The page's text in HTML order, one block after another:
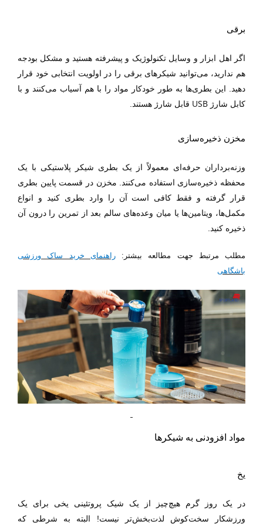
برقی
اگر اهل ابزار و وسایل تکنولوژیک و پیشرفته هستید و مشکل بودجه
هم ندارید، می‌توانید شیکرهای برقی را در اولویت انتخابی خود قرار
دهید. این بطری‌ها به طور خودکار مواد را با هم آسیاب می‌کنند و با
کابل شارژ USB قابل شارژ هستند.
مخزن ذخیره‌سازی
وزنه‌برداران حرفه‌ای معمولاً از یک بطری شیکر پلاستیکی با یک
محفظه ذخیره‌سازی استفاده می‌کنند. مخزن در قسمت پایین بطری
قرار گرفته و فقط کافی است آن را وارد بطری کنید و انواع
مکمل‌ها، ویتامین‌ها یا میان وعده‌های سالم بعد از تمرین را درون آن
ذخیره کنید.
مطلب مرتبط جهت مطالعه بیشتر:راهنمای خرید ساک ورزشی
باشگاهی
مواد افزودنی به شیکرها
یخ
در یک روز گرم هیچ‌چیز از یک شیک پروتئینی یخی برای یک
ورزشکار سخت‌کوش لذت‌بخش‌تر نیست! البته به شرطی که